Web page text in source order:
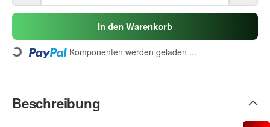
In den Warenkorb
Loading... Komponenten werden geladen ...
Beschreibung